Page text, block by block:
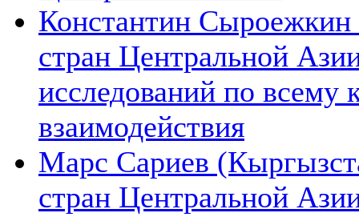
Константин Сыроежкин
стран Центральной
исследований по всему
взаимодействия
Марс Сариев
стран Центральной